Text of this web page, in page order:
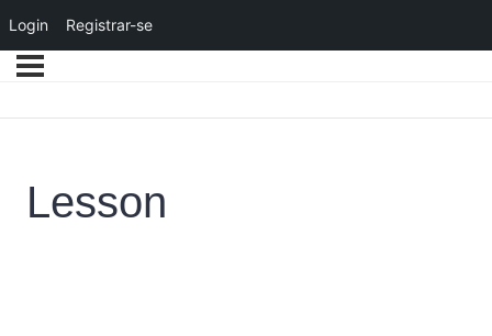
Lesson
Login Registrar-se